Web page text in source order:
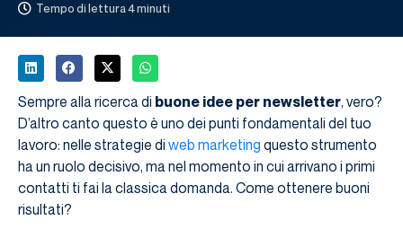
Tempo di lettura 4 minuti
Sempre alla ricerca di buone idee per newsletter, vero?
D’altro canto questo è uno dei punti fondamentali del tuo
lavoro: nelle strategie di web marketing questo strumento
ha un ruolo decisivo, ma nel momento in cui arrivano i primi
contatti ti fai la classica domanda. Come ottenere buoni
risultati?